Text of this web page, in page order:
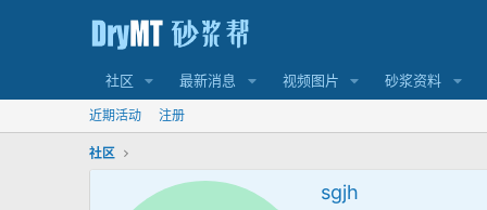
社区 最新消息 视频图片 砂浆资料
近期活动 注册
社区
sgjh